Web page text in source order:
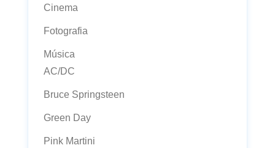
Cinema
Fotografia
Música
AC/DC
Bruce Springsteen
Green Day
Pink Martini